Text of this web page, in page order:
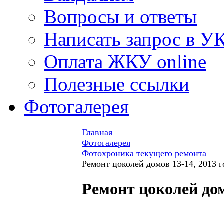
Вопросы и ответы
Написать запрос в
Оплата ЖКУ online
Полезные ссылки
Фотогалерея
Главная
Фотогалерея
Фотохроника текущего ремонта
Ремонт цоколей домов 13-14, 2013
Ремонт цоколей